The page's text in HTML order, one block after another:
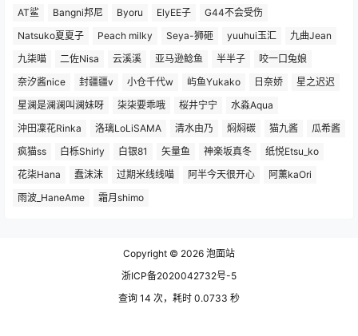
AT鲨 Bangni邦尼 Byoru ElyEE子
G44不会受伤
Natsuko夏夏子
Peach milky Seya-狮砸 yuuhui玉汇
九曲Jean
九柒喵
二佐Nisa 云溪溪 亚马逊鲶鱼 半半子
咬一口兔娘
奈汐酱nice
封疆疆v 小仓千代w 屿鱼Yukako 日奈娇
星之迟迟
星澜是澜澜叫澜妹呀
柒柒要乖哦 桜井宁宁
水淼Aqua
沖田凜花Rinka
洛璃LoLiSAMA 清水由乃 焖焖碳 猫九酱
瓜希酱
疯猫ss
白栎Shirly 白银81 矢量鱼 神楽坂真冬
纸悦Etsu_ko
花柒Hana
蠢沫沫 过期米线线喵 阿半今天很开心
阿薰kaOri
雨波_HaneAme
霜月shimo
Copyright © 2026 泡面站
浙ICP备2020042732号-5
查询 14 次，耗时 0.0733 秒